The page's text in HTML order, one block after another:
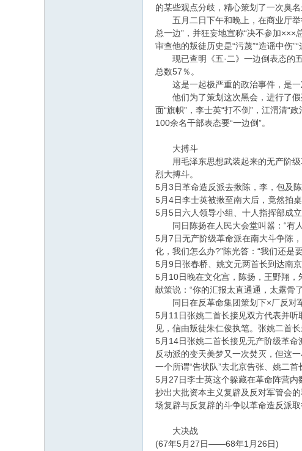
的某些观点分歧，精心策划了一次臭名
五月二日下午和晚上，在商业厅举
总一边”，并狂妄地宣称“决不参加
审查他的叛徒历史是“污蔑”“造谣中伤
现已查明《五·二》一边倒表态的五
总数57％。
这是一起极严重的政治事件，是一
他们为了策划这次黑会，进行了假
面“旗帜”，李士英“打不倒”，江渭清“
100余名干部表态要“一边倒”。
大搏斗
用毛泽东思想武装起来的无产阶级
烈大搏斗。
5月3日革命造反派去揪陈，李，包及
5月4日李士英被揪至南大后，竟然拍
5月5日六人领导小组、十人指挥部成
同日陈扬在人民大会堂叫嚣：“有人
5月7日无产阶级革命派在南大斗争陈
化，我们怎么办?”陈光答：“我们还是
5月9日张春桥、姚文元两首长到达南京
5月10日晚在文化宫，陈扬，王野翔
献策说：“你的汇报太直通通，太露骨
同日在反革命集团策划下×厂反对军
5月11日张姚二首长接见双方代表并
见，信由叛徒朱仁俊执笔。张姚二首长
5月14日张姚二首长接见无产阶级革
反动派的变天美梦又一次焚灭，但这
一个所谓“告状队”去北京告张、姚二首
5月27日李士英这个躲藏在革命阵营
抄出大批资本主义复辟及反对军管会
场复辟与反复辟的斗争以革命造反派取
大决战
(67年5月27日——68年1月26日)